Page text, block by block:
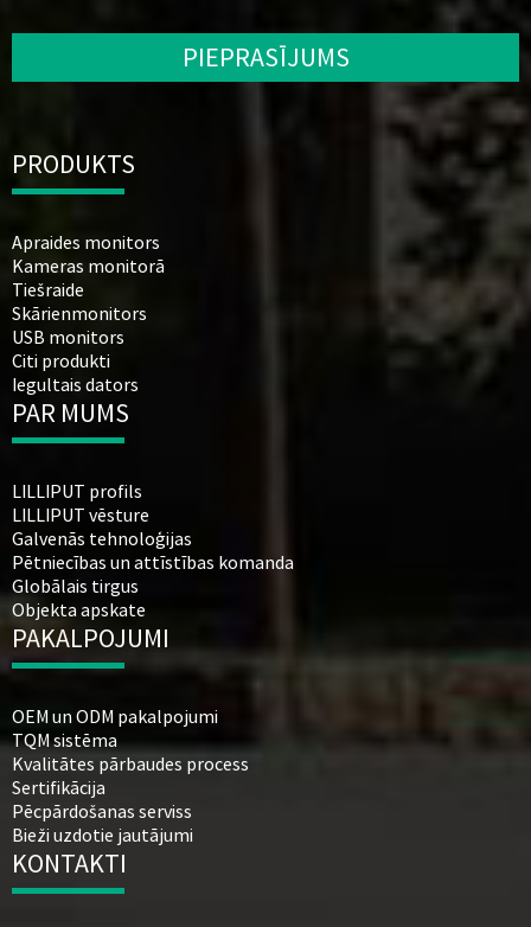
PIEPRASĪJUMS
PRODUKTS
Apraides monitors
Kameras monitorā
Tiešraide
Skārienmonitors
USB monitors
Citi produkti
Iegultais dators
PAR MUMS
LILLIPUT profils
LILLIPUT vēsture
Galvenās tehnoloģijas
Pētniecības un attīstības komanda
Globālais tirgus
Objekta apskate
PAKALPOJUMI
OEM un ODM pakalpojumi
TQM sistēma
Kvalitātes pārbaudes process
Sertifikācija
Pēcpārdošanas serviss
Bieži uzdotie jautājumi
KONTAKTI